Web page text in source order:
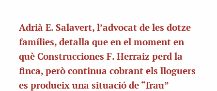
Adrià E. Salavert, l’advocat de les dotze
famílies, detalla que en el moment en
què Construcciones F. Herraiz perd la
finca, però continua cobrant els lloguers
es produeix una situació de “frau”